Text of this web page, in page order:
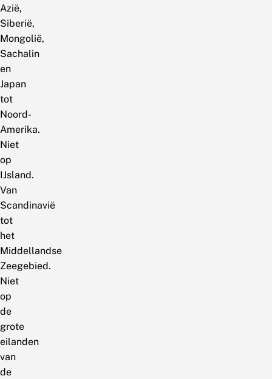
Azië,
Siberië,
Mongolië,
Sachalin
en
Japan
tot
Noord-
Amerika.
Niet
op
IJsland.
Van
Scandinavië
tot
het
Middellandse
Zeegebied.
Niet
op
de
grote
eilanden
van
de